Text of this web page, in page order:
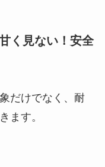
く見ない！安全
だけでなく、耐
ます。